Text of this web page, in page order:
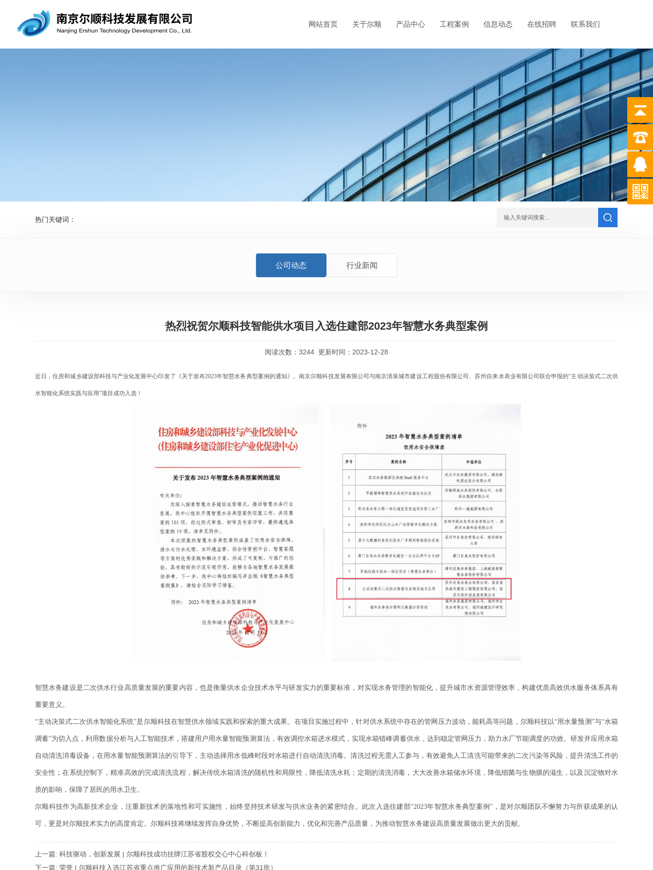
网站首页 关于尔顺 产品中心 工程案例 信息动态 在线招聘 联系我们
热门关键词：
公司动态 行业新闻
热烈祝贺尔顺科技智能供水项目入选住建部2023年智慧水务典型案例
阅读次数： 3244 更新时间：2023-12-28
近日，住房和城乡建设部科技与产业化发展中心印发了《关于发布2023年智慧水务典型案例的通知》。南京尔顺科技发展有限公司与南京清泉城市建设工程股份有限公司、苏州自来水表业有限公司联合申报的“主动决策式二次供
水智能化系统实践与应用”项目成功入选！
智慧水务建设是二次供水行业高质量发展的重要内容，也是衡量供水企业技术水平与研发实力的重要标准，对实现水务管理的智能化，提升城市水资源管理效率，构建优质高效供水服务体系具有
重要意义。
“主动决策式二次供水智能化系统”是尔顺科技在智慧供水领域实践和探索的重大成果。在项目实施过程中，针对供水系统中存在的管网压力波动，能耗高等问题，尔顺科技以“用水量预测”与“水箱
调蓄”为切入点，利用数据分析与人工智能技术，搭建用户用水量智能预测算法，有效调控水箱进水模式，实现水箱错峰调蓄供水，达到稳定管网压力，助力水厂节能调度的功效。 研发并应用水箱
自动清洗消毒设备，在用水量智能预测算法的引导下，主动选择用水低峰时段对水箱进行自动清洗消毒。清洗过程无需人工参与，有效避免人工清洗可能带来的二次污染等风险，提升清洗工作的
安全性；在系统控制下，精准高效的完成清洗流程，解决传统水箱清洗的随机性和局限性，降低清洗水耗；定期的清洗消毒，大大改善水箱储水环境，降低细菌与生物膜的滋生，以及沉淀物对水
质的影响，保障了居民的用水卫生。
尔顺科技作为高新技术企业，注重新技术的落地性和可实施性，始终坚持技术研发与供水业务的紧密结合。此次入选住建部“2023年智慧水务典型案例”，是对尔顺团队不懈努力与所获成果的认
可，更是对尔顺技术实力的高度肯定。尔顺科技将继续发挥自身优势，不断提高创新能力，优化和完善产品质量，为推动智慧水务建设高质量发展做出更大的贡献。
上一篇: 科技驱动，创新发展 | 尔顺科技成功挂牌江苏省股权交心中心科创板！
下一篇: 荣誉 | 尔顺科技入选江苏省重点推广应用的新技术新产品目录（第31批）